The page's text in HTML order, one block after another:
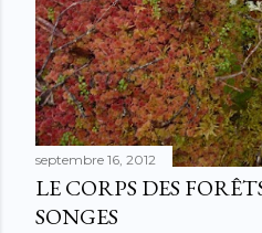
septembre 16, 2012
LE CORPS DES
SONGES